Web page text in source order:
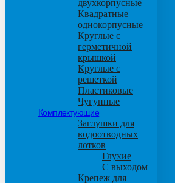
двухкорпусные
Квадратные
однокорпусные
Круглые с
герметичной
крышкой
Круглые с
решеткой
Пластиковые
Чугунные
Комплектующие
Заглушки для
водоотводных
лотков
Глухие
С выходом
Крепеж для